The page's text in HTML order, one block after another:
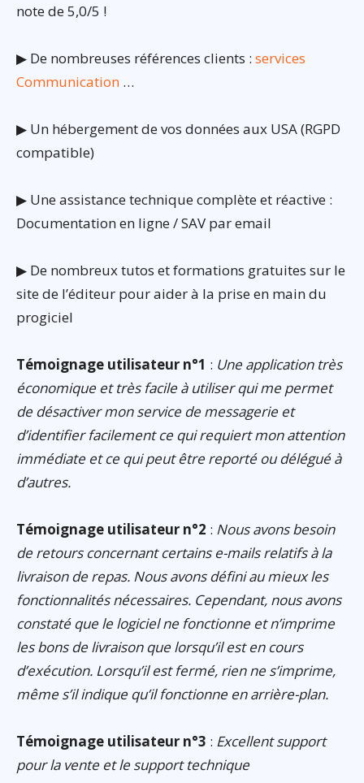
note de 5,0/5 !
▶ De nombreuses références clients : services
Communication …
▶ Un hébergement de vos données aux USA (RGPD
compatible)
▶ Une assistance technique complète et réactive :
Documentation en ligne / SAV par email
▶ De nombreux tutos et formations gratuites sur le
site de l’éditeur pour aider à la prise en main du
progiciel
Témoignage utilisateur n°1 : Une application très
économique et très facile à utiliser qui me permet
de désactiver mon service de messagerie et
d’identifier facilement ce qui requiert mon attention
immédiate et ce qui peut être reporté ou délégué à
d’autres.
Témoignage utilisateur n°2 : Nous avons besoin
de retours concernant certains e-mails relatifs à la
livraison de repas. Nous avons défini au mieux les
fonctionnalités nécessaires. Cependant, nous avons
constaté que le logiciel ne fonctionne et n’imprime
les bons de livraison que lorsqu’il est en cours
d’exécution. Lorsqu’il est fermé, rien ne s’imprime,
même s’il indique qu’il fonctionne en arrière-plan.
Témoignage utilisateur n°3 : Excellent support
pour la vente et le support technique